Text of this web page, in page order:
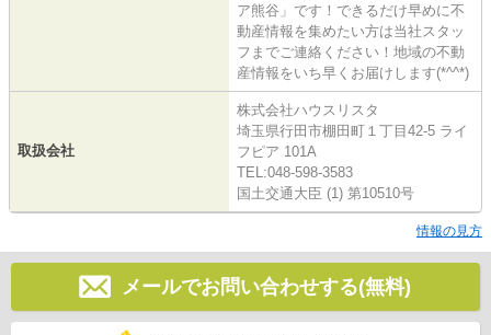
ア熊谷」です！できるだけ早めに不
動産情報を集めたい方は当社スタッ
フまでご連絡ください！地域の不動
産情報をいち早くお届けします(*^^*)
取扱会社
株式会社ハウスリスタ
埼玉県行田市棚田町１丁目42-5 ライ
フピア 101A
TEL:048-598-3583
国土交通大臣 (1) 第10510号
情報の見方
メールでお問い合わせする(無料)